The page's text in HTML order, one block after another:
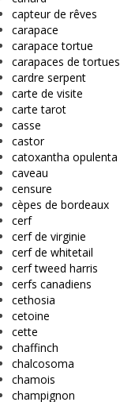
capteur de rêves
carapace
carapace tortue
carapaces de tortues
cardre serpent
carte de visite
carte tarot
casse
castor
catoxantha opulenta
caveau
censure
cèpes de bordeaux
cerf
cerf de virginie
cerf de whitetail
cerf tweed harris
cerfs canadiens
cethosia
cetoine
cette
chaffinch
chalcosoma
chamois
champignon